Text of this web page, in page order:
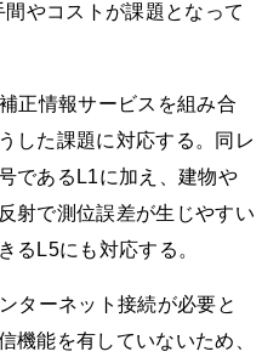
やコストが課題となって
正情報サービスを組み合
した課題に対応する。同レ
であるL1に加え、建物や
射で測位誤差が生じやすい
るL5にも対応する。
ターネット接続が必要と
機能を有していないため、